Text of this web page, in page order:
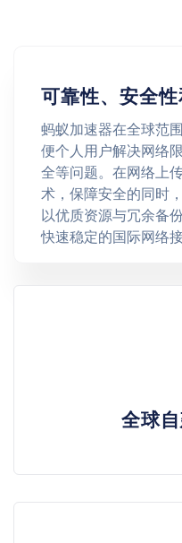
可靠性、安全
蚂蚁加速器在全球范
便个人用户解决网络
全等问题。在网络上
术，保障安全的同时
以优质资源与冗余备
快速稳定的国际网络接
全球